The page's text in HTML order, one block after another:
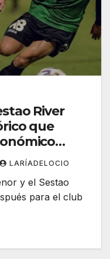
River
que
LARÍADELOCIO
y el Sestao
para el club